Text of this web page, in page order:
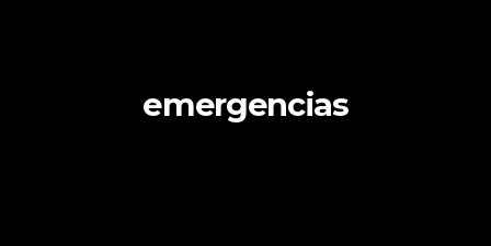
emergencias